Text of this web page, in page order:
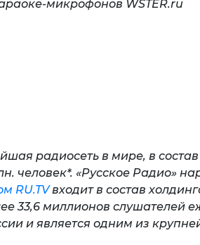
микрофонов WSTER.ru
радиосеть в мире, в
человек*. «Русское Радио»
RU.TVвходит в состав
33,6 миллионов слушателей
и является одним из